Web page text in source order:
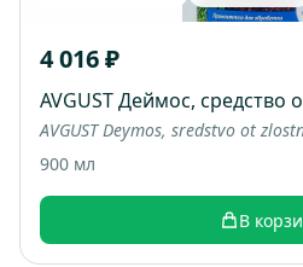
4 016 ₽
AVGUST Деймос, средство
AVGUST Deymos, sredstvo ot
900 мл
В